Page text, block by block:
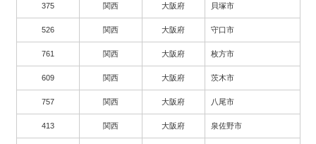
375 関西 大阪府 貝塚市
526 関西 大阪府 守口市
761 関西 大阪府 枚方市
609 関西 大阪府 茨木市
757 関西 大阪府 八尾市
413 関西 大阪府 泉佐野市